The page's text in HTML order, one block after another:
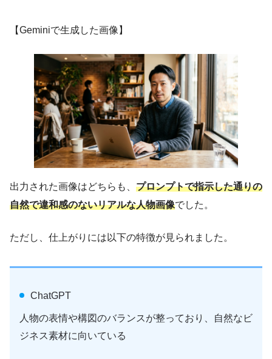
【Geminiで生成した画像】
出力された画像はどちらも、 プロンプトで指示した通りの
自然で違和感のないリアルな人物画像でした。
ただし、仕上がりには以下の特徴が見られました。
ChatGPT
人物の表情や構図のバランスが整っており、自然なビ
ジネス素材に向いている